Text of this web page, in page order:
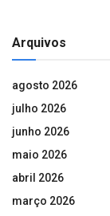
Arquivos
agosto 2026
julho 2026
junho 2026
maio 2026
abril 2026
março 2026